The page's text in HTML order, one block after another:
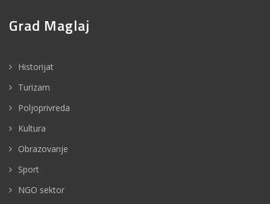
Grad Maglaj
Historijat
Turizam
Poljoprivreda
Kultura
Obrazovanje
Sport
NGO sektor